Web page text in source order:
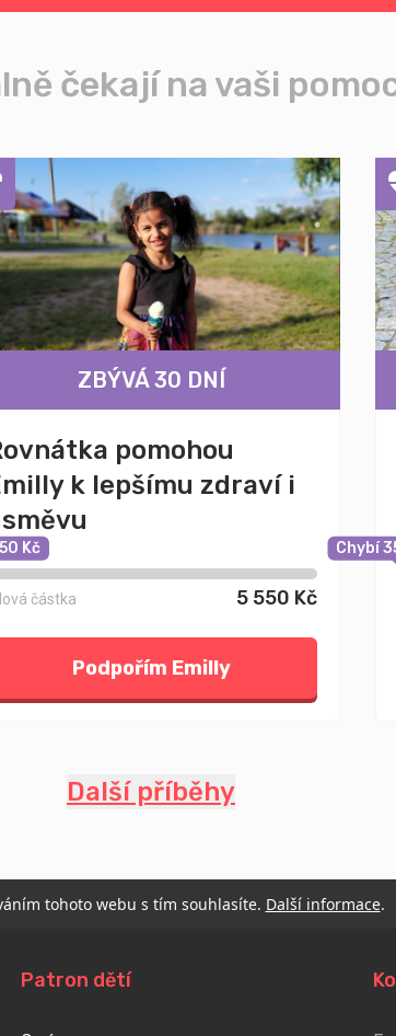
čekají na vaši
ZBÝVÁ 30 DNÍ
pomohou
k lepšímu zdraví i
Kč
částka 5 550 Kč
Podpořím Emilly
Chybí
Další příběhy
tohoto webu s tím souhlasíte. Další informace.
Patron dětí